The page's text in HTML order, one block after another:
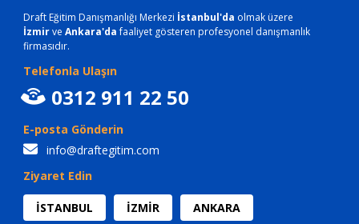
Draft Eğitim Danışmanlığı Merkezi İstanbul'da olmak üzere
İzmirve Ankara'dafaaliyet gösteren profesyonel danışmanlık
firmasıdır.
Telefonla Ulaşın
0312 911 22 50
E-posta Gönderin
info@draftegitim.com
Ziyaret Edin
İSTANBUL İZMİR ANKARA